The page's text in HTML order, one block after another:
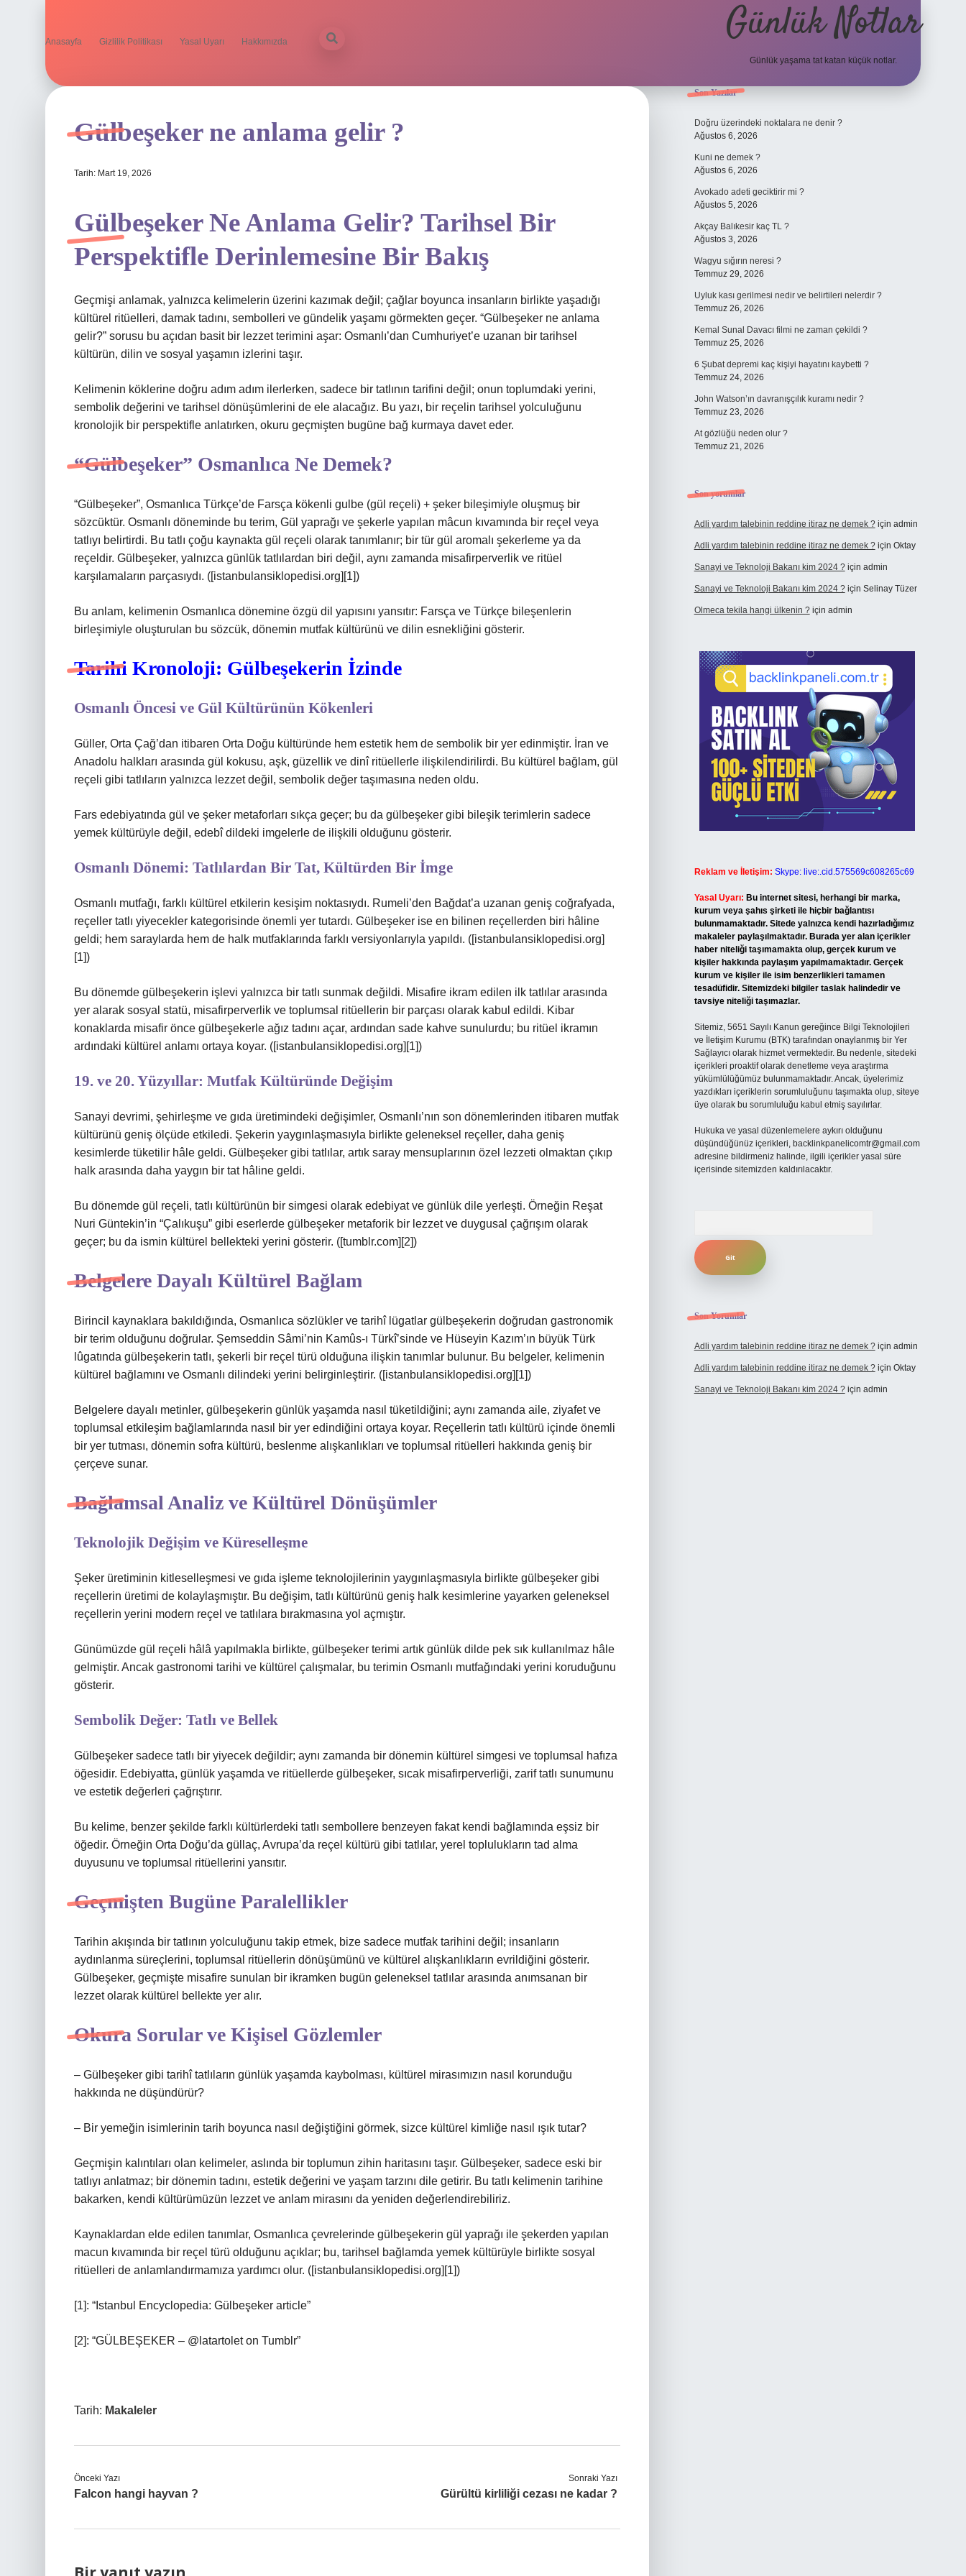
Anasayfa Gizlilik Politikası Yasal Uyarı Hakkımızda Günlük Notlar
Günlük yaşama tat katan küçük notlar.
Gülbeşeker ne anlama gelir ?
Tarih: Mart 19, 2026
Gülbeşeker Ne Anlama Gelir? Tarihsel Bir
Perspektifle Derinlemesine Bir Bakış
Geçmişi anlamak, yalnızca kelimelerin üzerini kazımak değil; çağlar boyunca insanların birlikte yaşadığı
kültürel ritüelleri, damak tadını, sembolleri ve gündelik yaşamı görmekten geçer. “Gülbeşeker ne anlama
gelir?” sorusu bu açıdan basit bir lezzet terimini aşar: Osmanlı’dan Cumhuriyet’e uzanan bir tarihsel
kültürün, dilin ve sosyal yaşamın izlerini taşır.
Kelimenin köklerine doğru adım adım ilerlerken, sadece bir tatlının tarifini değil; onun toplumdaki yerini,
sembolik değerini ve tarihsel dönüşümlerini de ele alacağız. Bu yazı, bir reçelin tarihsel yolculuğunu
kronolojik bir perspektifle anlatırken, okuru geçmişten bugüne bağ kurmaya davet eder.
“Gülbeşeker” Osmanlıca Ne Demek?
“Gülbeşeker”, Osmanlıca Türkçe’de Farsça kökenli gulbe (gül reçeli) + şeker bileşimiyle oluşmuş bir
sözcüktür. Osmanlı döneminde bu terim, Gül yaprağı ve şekerle yapılan mâcun kıvamında bir reçel veya
tatlıyı belirtirdi. Bu tatlı çoğu kaynakta gül reçeli olarak tanımlanır; bir tür gül aromalı şekerleme ya da
reçeldir. Gülbeşeker, yalnızca günlük tatlılardan biri değil, aynı zamanda misafirperverlik ve ritüel
karşılamaların parçasıydı. ([istanbulansiklopedisi.org][1])
Bu anlam, kelimenin Osmanlıca dönemine özgü dil yapısını yansıtır: Farsça ve Türkçe bileşenlerin
birleşimiyle oluşturulan bu sözcük, dönemin mutfak kültürünü ve dilin esnekliğini gösterir.
Tarihi Kronoloji: Gülbeşekerin İzinde
Osmanlı Öncesi ve Gül Kültürünün Kökenleri
Güller, Orta Çağ’dan itibaren Orta Doğu kültüründe hem estetik hem de sembolik bir yer edinmiştir. İran ve
Anadolu halkları arasında gül kokusu, aşk, güzellik ve dinî ritüellerle ilişkilendirilirdi. Bu kültürel bağlam, gül
reçeli gibi tatlıların yalnızca lezzet değil, sembolik değer taşımasına neden oldu.
Fars edebiyatında gül ve şeker metaforları sıkça geçer; bu da gülbeşeker gibi bileşik terimlerin sadece
yemek kültürüyle değil, edebî dildeki imgelerle de ilişkili olduğunu gösterir.
Osmanlı Dönemi: Tatlılardan Bir Tat, Kültürden Bir İmge
Osmanlı mutfağı, farklı kültürel etkilerin kesişim noktasıydı. Rumeli’den Bağdat’a uzanan geniş coğrafyada,
reçeller tatlı yiyecekler kategorisinde önemli yer tutardı. Gülbeşeker ise en bilinen reçellerden biri hâline
geldi; hem saraylarda hem de halk mutfaklarında farklı versiyonlarıyla yapıldı. ([istanbulansiklopedisi.org]
[1])
Bu dönemde gülbeşekerin işlevi yalnızca bir tatlı sunmak değildi. Misafire ikram edilen ilk tatlılar arasında
yer alarak sosyal statü, misafirperverlik ve toplumsal ritüellerin bir parçası olarak kabul edildi. Kibar
konaklarda misafir önce gülbeşekerle ağız tadını açar, ardından sade kahve sunulurdu; bu ritüel ikramın
ardındaki kültürel anlamı ortaya koyar. ([istanbulansiklopedisi.org][1])
19. ve 20. Yüzyıllar: Mutfak Kültüründe Değişim
Sanayi devrimi, şehirleşme ve gıda üretimindeki değişimler, Osmanlı’nın son dönemlerinden itibaren mutfak
kültürünü geniş ölçüde etkiledi. Şekerin yaygınlaşmasıyla birlikte geleneksel reçeller, daha geniş
kesimlerde tüketilir hâle geldi. Gülbeşeker gibi tatlılar, artık saray mensuplarının özel lezzeti olmaktan çıkıp
halk arasında daha yaygın bir tat hâline geldi.
Bu dönemde gül reçeli, tatlı kültürünün bir simgesi olarak edebiyat ve günlük dile yerleşti. Örneğin Reşat
Nuri Güntekin’in “Çalıkuşu” gibi eserlerde gülbeşeker metaforik bir lezzet ve duygusal çağrışım olarak
geçer; bu da ismin kültürel bellekteki yerini gösterir. ([tumblr.com][2])
Belgelere Dayalı Kültürel Bağlam
Birincil kaynaklara bakıldığında, Osmanlıca sözlükler ve tarihî lügatlar gülbeşekerin doğrudan gastronomik
bir terim olduğunu doğrular. Şemseddin Sâmi’nin Kamûs-ı Türkî’sinde ve Hüseyin Kazım’ın büyük Türk
lûgatında gülbeşekerin tatlı, şekerli bir reçel türü olduğuna ilişkin tanımlar bulunur. Bu belgeler, kelimenin
kültürel bağlamını ve Osmanlı dilindeki yerini belirginleştirir. ([istanbulansiklopedisi.org][1])
Belgelere dayalı metinler, gülbeşekerin günlük yaşamda nasıl tüketildiğini; aynı zamanda aile, ziyafet ve
toplumsal etkileşim bağlamlarında nasıl bir yer edindiğini ortaya koyar. Reçellerin tatlı kültürü içinde önemli
bir yer tutması, dönemin sofra kültürü, beslenme alışkanlıkları ve toplumsal ritüelleri hakkında geniş bir
çerçeve sunar.
Bağlamsal Analiz ve Kültürel Dönüşümler
Teknolojik Değişim ve Küreselleşme
Şeker üretiminin kitleselleşmesi ve gıda işleme teknolojilerinin yaygınlaşmasıyla birlikte gülbeşeker gibi
reçellerin üretimi de kolaylaşmıştır. Bu değişim, tatlı kültürünü geniş halk kesimlerine yayarken geleneksel
reçellerin yerini modern reçel ve tatlılara bırakmasına yol açmıştır.
Günümüzde gül reçeli hâlâ yapılmakla birlikte, gülbeşeker terimi artık günlük dilde pek sık kullanılmaz hâle
gelmiştir. Ancak gastronomi tarihi ve kültürel çalışmalar, bu terimin Osmanlı mutfağındaki yerini koruduğunu
gösterir.
Sembolik Değer: Tatlı ve Bellek
Gülbeşeker sadece tatlı bir yiyecek değildir; aynı zamanda bir dönemin kültürel simgesi ve toplumsal hafıza
öğesidir. Edebiyatta, günlük yaşamda ve ritüellerde gülbeşeker, sıcak misafirperverliği, zarif tatlı sunumunu
ve estetik değerleri çağrıştırır.
Bu kelime, benzer şekilde farklı kültürlerdeki tatlı sembollere benzeyen fakat kendi bağlamında eşsiz bir
öğedir. Örneğin Orta Doğu’da güllaç, Avrupa’da reçel kültürü gibi tatlılar, yerel toplulukların tad alma
duyusunu ve toplumsal ritüellerini yansıtır.
Geçmişten Bugüne Paralellikler
Tarihin akışında bir tatlının yolculuğunu takip etmek, bize sadece mutfak tarihini değil; insanların
aydınlanma süreçlerini, toplumsal ritüellerin dönüşümünü ve kültürel alışkanlıkların evrildiğini gösterir.
Gülbeşeker, geçmişte misafire sunulan bir ikramken bugün geleneksel tatlılar arasında anımsanan bir
lezzet olarak kültürel bellekte yer alır.
Okura Sorular ve Kişisel Gözlemler
– Gülbeşeker gibi tarihî tatlıların günlük yaşamda kaybolması, kültürel mirasımızın nasıl korunduğu
hakkında ne düşündürür?
– Bir yemeğin isimlerinin tarih boyunca nasıl değiştiğini görmek, sizce kültürel kimliğe nasıl ışık tutar?
Geçmişin kalıntıları olan kelimeler, aslında bir toplumun zihin haritasını taşır. Gülbeşeker, sadece eski bir
tatlıyı anlatmaz; bir dönemin tadını, estetik değerini ve yaşam tarzını dile getirir. Bu tatlı kelimenin tarihine
bakarken, kendi kültürümüzün lezzet ve anlam mirasını da yeniden değerlendirebiliriz.
Kaynaklardan elde edilen tanımlar, Osmanlıca çevrelerinde gülbeşekerin gül yaprağı ile şekerden yapılan
macun kıvamında bir reçel türü olduğunu açıklar; bu, tarihsel bağlamda yemek kültürüyle birlikte sosyal
ritüelleri de anlamlandırmamıza yardımcı olur. ([istanbulansiklopedisi.org][1])
[1]: “Istanbul Encyclopedia: Gülbeşeker article”
[2]: “GÜLBEŞEKER – @latartolet on Tumblr”
Tarih: Makaleler
Önceki Yazı
Falcon hangi hayvan ?
Sonraki Yazı
Gürültü kirliliği cezası ne kadar ?
Sidebar
Son Yazılar
Doğru üzerindeki noktalara ne denir ?
Ağustos 6, 2026
Kuni ne demek ?
Ağustos 6, 2026
Avokado adeti geciktirir mi ?
Ağustos 5, 2026
Akçay Balıkesir kaç TL ?
Ağustos 3, 2026
Wagyu sığırın neresi ?
Temmuz 29, 2026
Uyluk kası gerilmesi nedir ve belirtileri nelerdir ?
Temmuz 26, 2026
Kemal Sunal Davacı filmi ne zaman çekildi ?
Temmuz 25, 2026
6 Şubat depremi kaç kişiyi hayatını kaybetti ?
Temmuz 24, 2026
John Watson’ın davranışçılık kuramı nedir ?
Temmuz 23, 2026
At gözlüğü neden olur ?
Temmuz 21, 2026
Son yorumlar
Adli yardım talebinin reddine itiraz ne demek ?için admin
Adli yardım talebinin reddine itiraz ne demek ?için Oktay
Sanayi ve Teknoloji Bakanı kim 2024 ?için admin
Sanayi ve Teknoloji Bakanı kim 2024 ?için Selinay Tüzer
Olmeca tekila hangi ülkenin ?için admin
Reklam ve İletişim: Skype: live:.cid.575569c608265c69
Yasal Uyarı: Bu internet sitesi, herhangi bir marka,
kurum veya şahıs şirketi ile hiçbir bağlantısı
bulunmamaktadır. Sitede yalnızca kendi hazırladığımız
makaleler paylaşılmaktadır. Burada yer alan içerikler
haber niteliği taşımamakta olup, gerçek kurum ve
kişiler hakkında paylaşım yapılmamaktadır. Gerçek
kurum ve kişiler ile isim benzerlikleri tamamen
tesadüfidir. Sitemizdeki bilgiler taslak halindedir ve
tavsiye niteliği taşımazlar.
Sitemiz, 5651 Sayılı Kanun gereğince Bilgi Teknolojileri
ve İletişim Kurumu (BTK) tarafından onaylanmış bir Yer
Sağlayıcı olarak hizmet vermektedir. Bu nedenle, sitedeki
içerikleri proaktif olarak denetleme veya araştırma
yükümlülüğümüz bulunmamaktadır. Ancak, üyelerimiz
yazdıkları içeriklerin sorumluluğunu taşımakta olup, siteye
üye olarak bu sorumluluğu kabul etmiş sayılırlar.
Hukuka ve yasal düzenlemelere aykırı olduğunu
düşündüğünüz içerikleri, backlinkpanelicomtr@gmail.com
adresine bildirmeniz halinde, ilgili içerikler yasal süre
içerisinde sitemizden kaldırılacaktır.
Son Yorumlar
Adli yardım talebinin reddine itiraz ne demek ?için admin
Adli yardım talebinin reddine itiraz ne demek ?için Oktay
Sanayi ve Teknoloji Bakanı kim 2024 ?için admin